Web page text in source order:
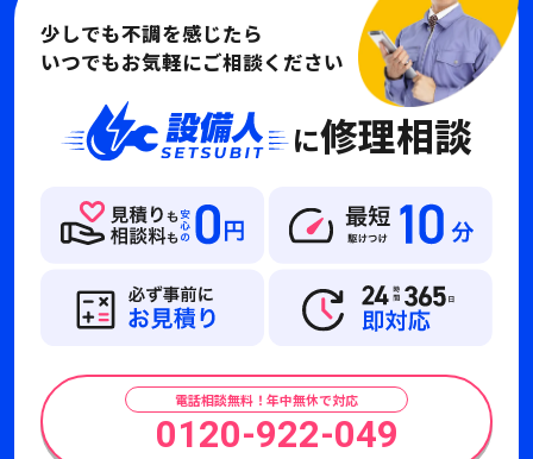
少しでも不調を感じたら
いつでもお気軽にご相談ください
に修理相談
電話相談無料！年中無休で対応
0120-922-049